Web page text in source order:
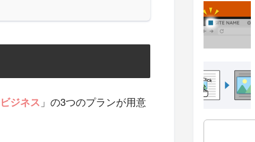
ビジネス 」の3つのプランが用意